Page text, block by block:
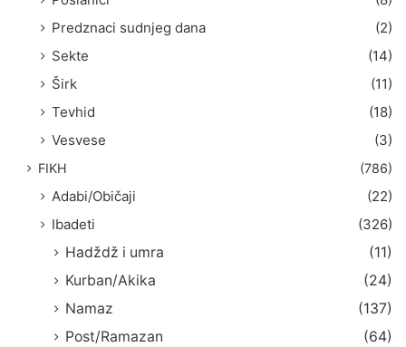
Predznaci sudnjeg dana
(2)
Sekte
(14)
Širk
(11)
Tevhid
(18)
Vesvese
(3)
FIKH (786)
Adabi/Običaji
(22)
Ibadeti
(326)
Hadždž i umra
(11)
Kurban/Akika
(24)
Namaz
(137)
Post/Ramazan
(64)